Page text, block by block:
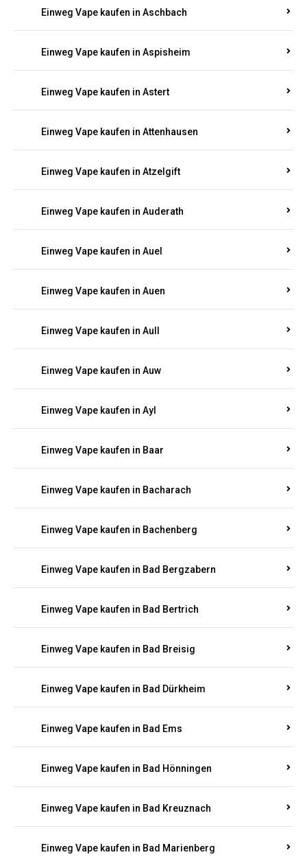
Einweg Vape kaufen in Aschbach
Einweg Vape kaufen in Aspisheim
Einweg Vape kaufen in Astert
Einweg Vape kaufen in Attenhausen
Einweg Vape kaufen in Atzelgift
Einweg Vape kaufen in Auderath
Einweg Vape kaufen in Auel
Einweg Vape kaufen in Auen
Einweg Vape kaufen in Aull
Einweg Vape kaufen in Auw
Einweg Vape kaufen in Ayl
Einweg Vape kaufen in Baar
Einweg Vape kaufen in Bacharach
Einweg Vape kaufen in Bachenberg
Einweg Vape kaufen in Bad Bergzabern
Einweg Vape kaufen in Bad Bertrich
Einweg Vape kaufen in Bad Breisig
Einweg Vape kaufen in Bad Dürkheim
Einweg Vape kaufen in Bad Ems
Einweg Vape kaufen in Bad Hönningen
Einweg Vape kaufen in Bad Kreuznach
Einweg Vape kaufen in Bad Marienberg